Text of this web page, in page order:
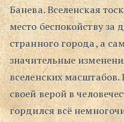
Банева. Вселенская
место беспокойству за
странного города, а
значительные
вселенских
своей верой в
гордился всё